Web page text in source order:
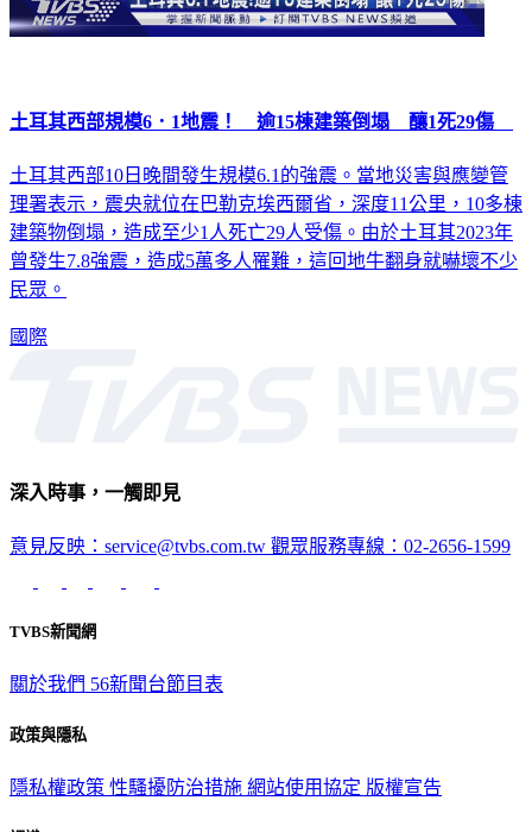
土耳其西部規模6．1地震！ 逾15棟建築倒塌 釀1死29傷
土耳其西部10日晚間發生規模6.1的強震。當地災害與應變管
理署表示，震央就位在巴勒克埃西爾省，深度11公里，10多棟
建築物倒塌，造成至少1人死亡29人受傷。由於土耳其2023年
曾發生7.8強震，造成5萬多人罹難，這回地牛翻身就嚇壞不少
民眾。
國際
深入時事，一觸即見
意見反映：service@tvbs.com.tw 觀眾服務專線：02-2656-1599
TVBS新聞網
關於我們 56新聞台節目表
政策與隱私
隱私權政策 性騷擾防治措施 網站使用協定 版權宣告